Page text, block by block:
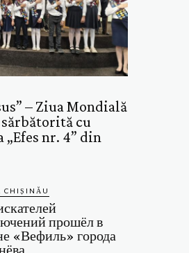
– Ziua Mondială
cu
nr. 4” din
CHIȘINĂU
прошёл в
«Вефиль» города